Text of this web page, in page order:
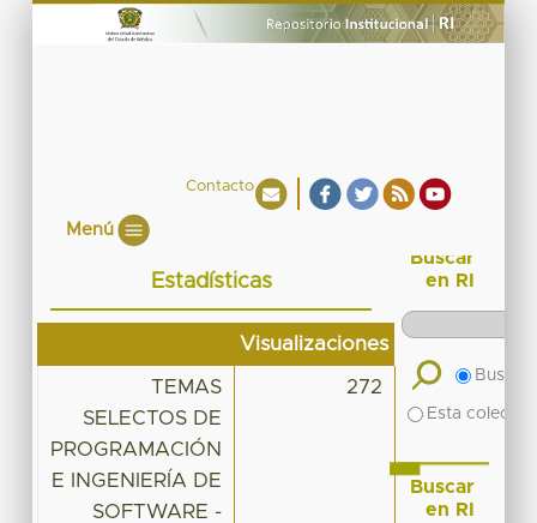
Contacto
Menú
Estadísticas
Visualizaciones
TEMAS
SELECTOS DE
PROGRAMACIÓN
E INGENIERÍA DE
SOFTWARE -
272
Buscar
en RI
Buscar
Esta
Buscar
en RI